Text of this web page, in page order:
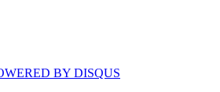
BY DISQUS